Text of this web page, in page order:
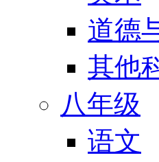
道德
其他
八年级
语文